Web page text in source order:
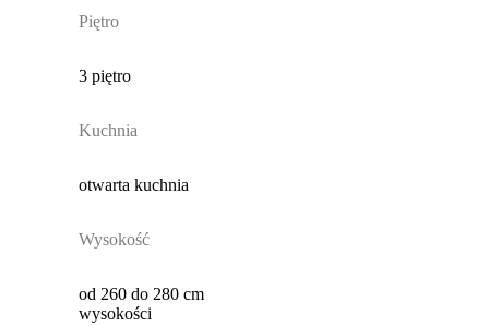
Piętro
3 piętro
Kuchnia
otwarta kuchnia
Wysokość
od 260 do 280 cm
wysokości